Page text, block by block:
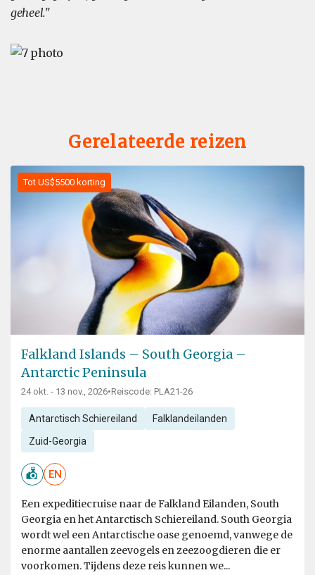
geheel."
Gerelateerde reizen
Tot US$5500 korting
Falkland Islands – South Georgia –
Antarctic Peninsula
24 okt. - 13 nov., 2026•Reiscode: PLA21-26
Antarctisch Schiereiland Falklandeilanden
Zuid-Georgia
EN
Een expeditiecruise naar de Falkland Eilanden, South
Georgia en het Antarctisch Schiereiland. South Georgia
wordt wel een Antarctische oase genoemd, vanwege de
enorme aantallen zeevogels en zeezoogdieren die er
voorkomen. Tijdens deze reis kunnen we...